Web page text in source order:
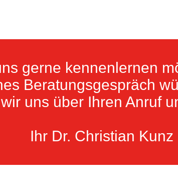
gerne kennenlernen
Beratungsgespräch
uns über Ihren Anruf
Ihr Dr. Christian Kunz